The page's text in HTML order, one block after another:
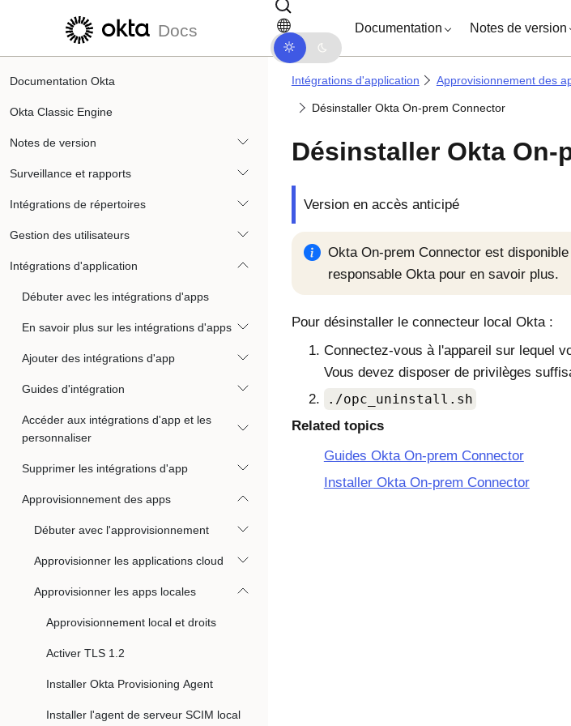
Passer au contenu principal Passer à la navigation dans les documents
Docs Documentation Notes de version
Documentation Okta
Okta Classic Engine
Notes de version
Surveillance et rapports
Intégrations de répertoires
Gestion des utilisateurs
Intégrations d'application
Débuter avec les intégrations d'apps
En savoir plus sur les intégrations d'apps
Ajouter des intégrations d'app
Guides d'intégration
Accéder aux intégrations d'app et les
personnaliser
Supprimer les intégrations d'app
Approvisionnement des apps
Débuter avec l'approvisionnement
Approvisionner les applications cloud
Approvisionner les apps locales
Approvisionnement local et droits
Activer TLS 1.2
Installer Okta Provisioning Agent
Installer l'agent de serveur SCIM local
Intégrations d'application Approvisionnement des
Désinstaller Okta On-prem Connector
Désinstaller Okta On-
Version en accès anticipé
Okta On-prem Connector est
responsable Okta pour en savoir plus.
Pour désinstaller le connecteur local Okta:
Connectez-vous à l'appareil sur lequel
Vous devez disposer de privilèges
./opc_uninstall.sh
Related topics
Guides Okta On-prem Connector
Installer Okta On-prem Connector